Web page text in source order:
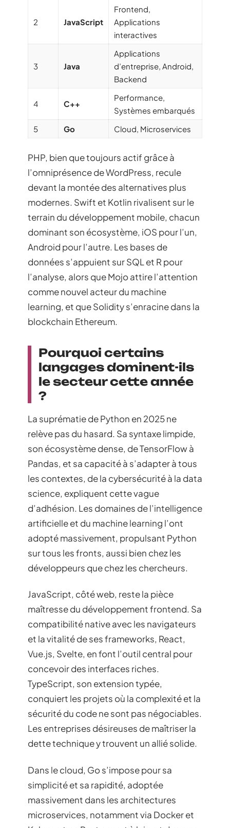
2 JavaScript
Frontend,
Applications
interactives
3 Java
Applications
d’entreprise, Android,
Backend
4 C++
Performance,
Systèmes embarqués
5
Go Cloud, Microservices
PHP, bien que toujours actif grâce à
l’omniprésence de WordPress, recule
devant la montée des alternatives plus
modernes. Swift et Kotlin rivalisent sur le
terrain du développement mobile, chacun
dominant son écosystème, iOS pour l’un,
Android pour l’autre. Les bases de
données s’appuient sur SQL et R pour
l’analyse, alors que Mojo attire l’attention
comme nouvel acteur du machine
learning, et que Solidity s’enracine dans la
blockchain Ethereum.
Pourquoi certains
langages dominent-ils
le secteur cette année
?
La suprématie de Python en 2025 ne
relève pas du hasard. Sa syntaxe limpide,
son écosystème dense, de TensorFlow à
Pandas, et sa capacité à s’adapter à tous
les contextes, de la cybersécurité à la data
science, expliquent cette vague
d’adhésion. Les domaines de l’intelligence
artificielle et du machine learning l’ont
adopté massivement, propulsant Python
sur tous les fronts, aussi bien chez les
développeurs que chez les chercheurs.
JavaScript, côté web, reste la pièce
maîtresse du développement frontend. Sa
compatibilité native avec les navigateurs
et la vitalité de ses frameworks, React,
Vue.js, Svelte, en font l’outil central pour
concevoir des interfaces riches.
TypeScript, son extension typée,
conquiert les projets où la complexité et la
sécurité du code ne sont pas négociables.
Les entreprises désireuses de maîtriser la
dette technique y trouvent un allié solide.
Dans le cloud, Go s’impose pour sa
simplicité et sa rapidité, adoptée
massivement dans les architectures
microservices, notamment via Docker et